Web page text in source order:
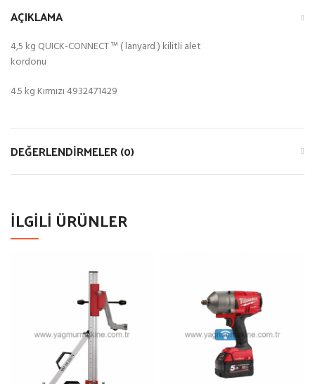
AÇIKLAMA
4,5 kg QUICK-CONNECT ™ ( lanyard ) kilitli alet
kordonu
4.5 kg Kırmızı 4932471429
DEĞERLENDIRMELER (0)
İLGILI ÜRÜNLER